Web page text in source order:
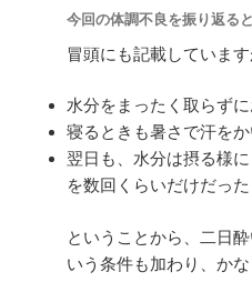
今回の体調不良を振り返ると
冒頭にも記載しています
水分をまったく取らず
寝るときも暑さで汗を
翌日も、水分は摂る様
を数回くらいだけだった
ということから、二日
いう条件も加わり、か